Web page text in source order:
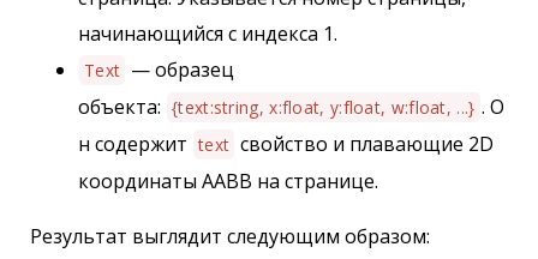
начинающийся с индекса 1.
Text — образец
объекта: {text:string, x:float, y:float, w:float, ...} . О
н содержит text свойство и плавающие 2D
координаты AABB на странице.
Результат выглядит следующим образом: